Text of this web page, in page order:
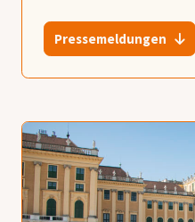
Pressemeldungen